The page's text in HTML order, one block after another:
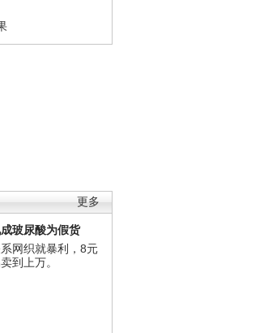
更多
玻尿酸为假货
网织就暴利，8元
到上万。